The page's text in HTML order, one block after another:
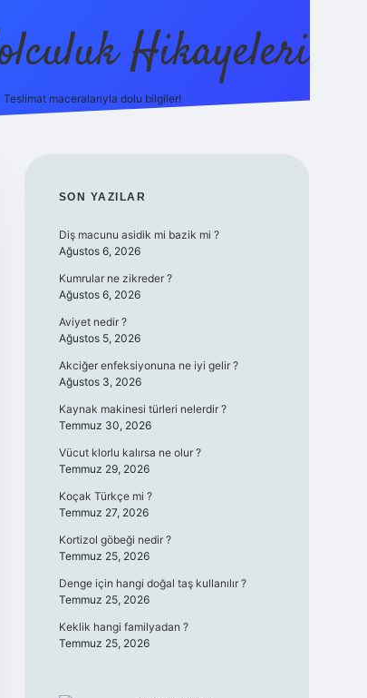
Hikayeleri
Teslimat maceralarıyla dolu bilgiler!
SIDEBAR
SON YAZILAR
Diş macunu asidik mi bazik mi ?
Ağustos 6, 2026
Kumrular ne zikreder ?
Ağustos 6, 2026
Aviyet nedir ?
Ağustos 5, 2026
Akciğer enfeksiyonuna ne iyi gelir ?
Ağustos 3, 2026
Kaynak makinesi türleri nelerdir ?
Temmuz 30, 2026
Vücut klorlu kalırsa ne olur ?
Temmuz 29, 2026
Koçak Türkçe mi ?
Temmuz 27, 2026
Kortizol göbeği nedir ?
Temmuz 25, 2026
Denge için hangi doğal taş kullanılır ?
Temmuz 25, 2026
Keklik hangi familyadan ?
Temmuz 25, 2026